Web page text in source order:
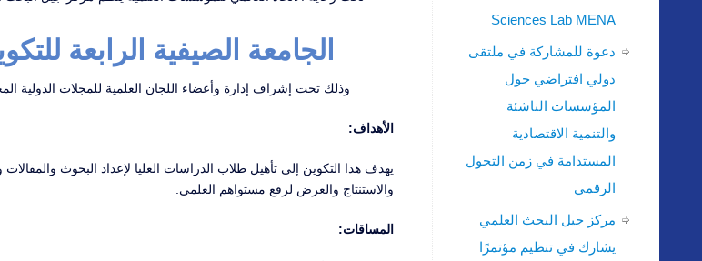
الجامعة الصيفية الرابعة
وذلك تحت إشراف إدارة وأعضاء اللجان العلمية للمجلات الدولية
الأهداف:
يهدف هذا التكوين إلى تأهيل طلاب الدراسات العليا لإعداد البحوث والمقالات
والاستنتاج والعرض لرفع مستواهم العلمي.
المساقات:
Sciences Lab MENA
دعوة للمشاركة في ملتقى
دولي افتراضي حول
المؤسسات الناشئة
والتنمية الاقتصادية
المستدامة في زمن التحول
الرقمي
مركز جيل البحث العلمي
يشارك في تنظيم مؤتمرًا